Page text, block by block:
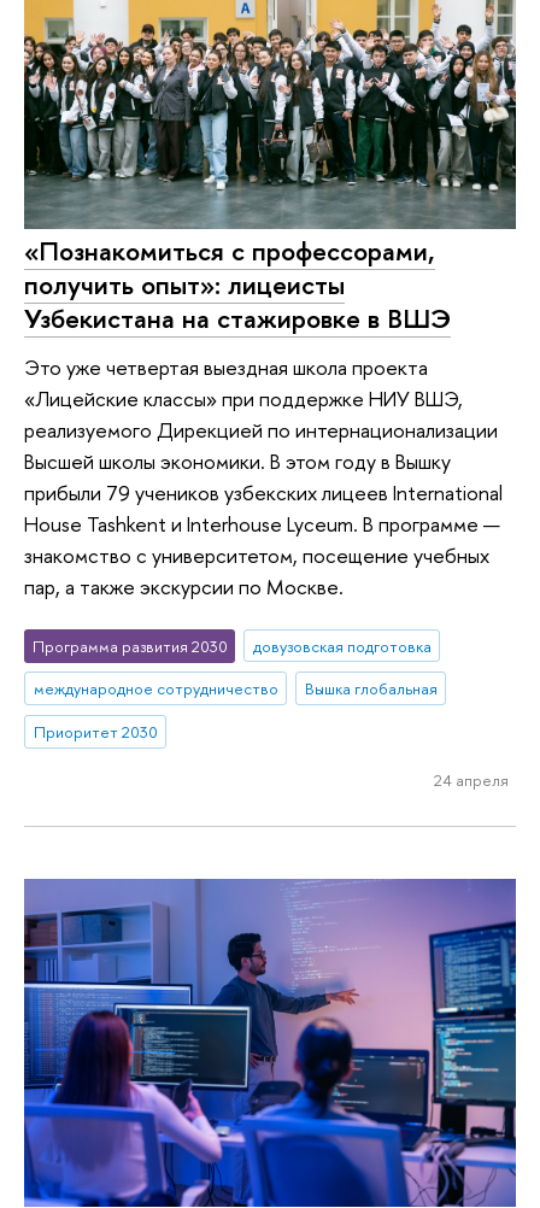
«Познакомиться с профессорами,
получить опыт»: лицеисты
Узбекистана на стажировке в ВШЭ
Это уже четвертая выездная школа проекта
«Лицейские классы» при поддержке НИУ ВШЭ,
реализуемого Дирекцией по интернационализации
Высшей школы экономики. В этом году в Вышку
прибыли 79 учеников узбекских лицеев International
House Tashkent и Interhouse Lyceum. В программе —
знакомство с университетом, посещение учебных
пар, а также экскурсии по Москве.
Программа развития 2030
довузовская подготовка
международное сотрудничество
Вышка глобальная
Приоритет 2030
24 апреля